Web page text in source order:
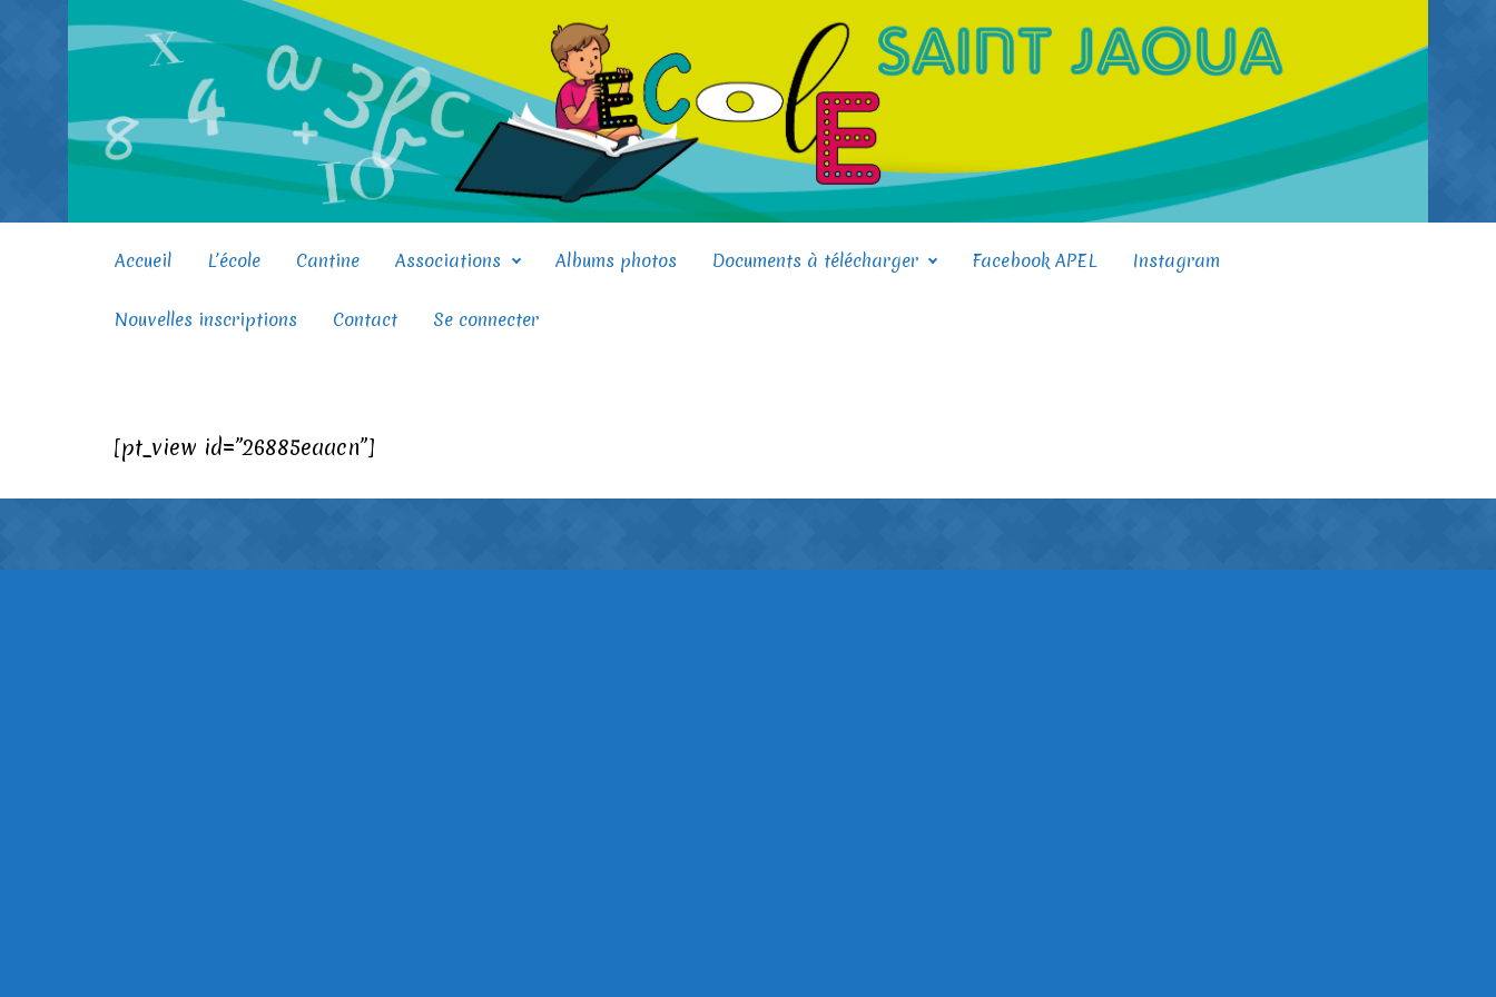
Skip to main content
Accueil L’école Cantine Associations Albums photos Documents à télécharger Facebook APEL Instagram
Nouvelles inscriptions Contact Se connecter
[pt_view id=”26885eaacn”]